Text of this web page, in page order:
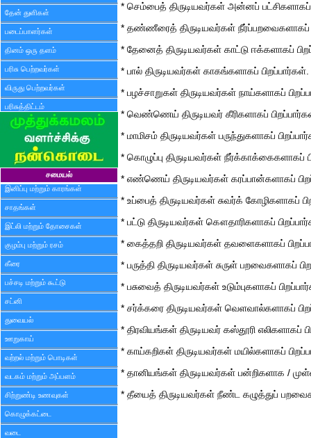
தேன் துளிகள்
படைப்பாளர்கள்
தினம் ஒரு தளம்
பரிசு பெற்றவர்கள்
விருது பெற்றவர்கள்
பரிசுத்திட்டம்
சமையல்
இனிப்பு மற்றும் காரங்கள்
சாதங்கள்
இட்லி மற்றும் தோசைகள்
குழம்பு மற்றும் ரசம்
கீரை
பச்சடி மற்றும் கூட்டு
சட்னி
துவையல்
ஊறுகாய்
வற்றல் மற்றும் பொடிகள்
வடகம் மற்றும் அப்பளம்
சிற்றுண்டி உணவுகள்
கொழுக்கட்டை
வடை
* செம்பைத் திருடியவர்கள் அன்னப் பட்சிகளாகப்
* தண்ணீரைத் திருடியவர்கள் நீர்ப்பறவைகளாகப்
* தேனைத் திருடியவர்கள் காட்டு ஈக்களாகப்
* பால் திருடியவர்கள் காகங்களாகப் பிறப்பார்கள்.
* பழச்சாறுகள் திருடியவர்கள் நாய்களாகப்
* வெண்ணெய் திருடியவர் கீரிகளாகப்
* மாமிசம் திருடியவர்கள் பருந்துகளாகப்
* கொழுப்பு திருடியவர்கள் நீர்க்காக்கைகளாகப்
* எண்ணெய் திருடியவர்கள் கரப்பான்களாகப்
* உப்பைத் திருடியவர்கள் சுவர்க் கோழிகளாகப்
* பட்டு திருடியவர்கள் கௌதாரிகளாகப்
* கைத்தறி திருடியவர்கள் தவளைகளாகப்
* பருத்தி திருடியவர்கள் சுருள் பறவைகளாகப்
* பசுவைத் திருடியவர்கள் உடும்புகளாகப்
* சர்க்கரை திருடியவர்கள் வெளவால்களாகப்
* திரவியங்கள் திருடியவர் கஸ்தூரி எலிகளாகப்
* காய்கறிகள் திருடியவர்கள் மயில்களாகப்
* தானியங்கள் திருடியவர்கள் பன்றிகளாக /
* தீயைத் திருடியவர்கள் நீண்ட கழுத்துப்